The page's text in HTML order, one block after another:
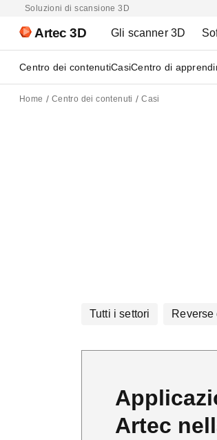
Soluzioni di scansione 3D
Artec 3D Gli scanner 3D
Centro dei contenutiCasiCentro di
Home Centro dei contenuti Casi
Tutti i settori
Artec